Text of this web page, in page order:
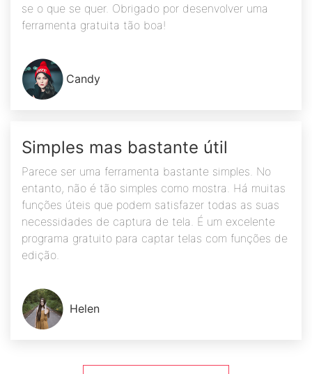
se o que se quer. Obrigado por desenvolver uma
ferramenta gratuita tão boa!
Candy
Simples mas bastante útil
Parece ser uma ferramenta bastante simples. No
entanto, não é tão simples como mostra. Há muitas
funções úteis que podem satisfazer todas as suas
necessidades de captura de tela. É um excelente
programa gratuito para captar telas com funções de
edição.
Helen